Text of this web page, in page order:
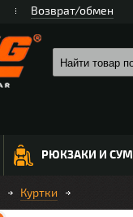
Возврат/обмен
РЮКЗАКИ И
Куртки